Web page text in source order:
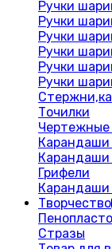
Ручки
Ручки
Ручки
Ручки
Ручки
Ручки
Точилки
Карандаши
Карандаши
Грифели
Карандаши
Творчество
Стразы